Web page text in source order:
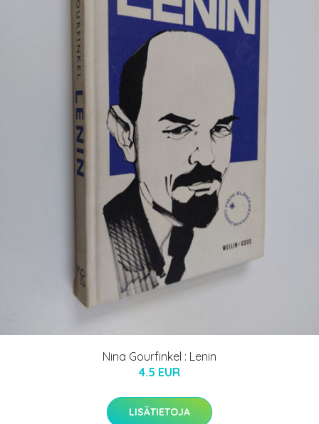
Nina Gourfinkel : Lenin
4.5 EUR
LISÄTIETOJA